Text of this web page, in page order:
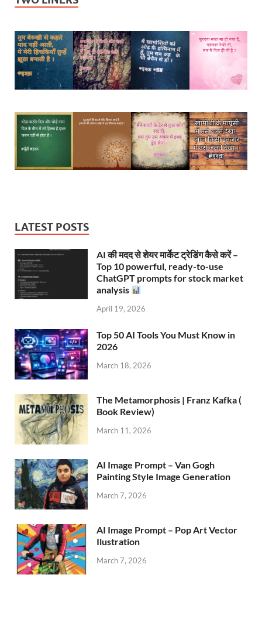
LATEST POSTS
AI की मदद से शेयर मार्केट ट्रेडिंग कैसे करें –
Top 10 powerful, ready-to-use
ChatGPT prompts for stock market
analysis
April 19, 2026
Top 50 AI Tools You Must Know in
2026
March 18, 2026
The Metamorphosis | Franz Kafka (
Book Review)
March 11, 2026
AI Image Prompt – Van Gogh
Painting Style Image Generation
March 7, 2026
AI Image Prompt – Pop Art Vector
Ilustration
March 7, 2026